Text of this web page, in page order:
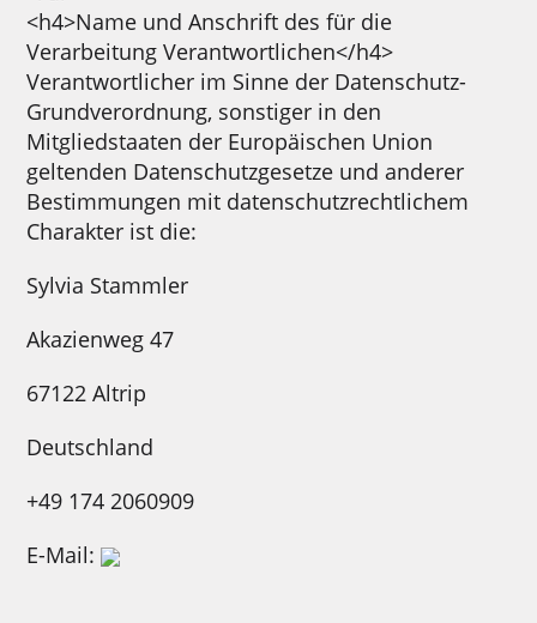
<h4>Name und Anschrift des für die
Verarbeitung Verantwortlichen</h4>
Verantwortlicher im Sinne der Datenschutz-
Grundverordnung, sonstiger in den
Mitgliedstaaten der Europäischen Union
geltenden Datenschutzgesetze und anderer
Bestimmungen mit datenschutzrechtlichem
Charakter ist die:
Sylvia Stammler
Akazienweg 47
67122 Altrip
Deutschland
+49 174 2060909
E-Mail: